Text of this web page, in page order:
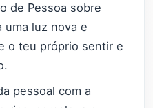
de Pessoa sobre
uma luz nova e
o teu próprio sentir e
pessoal com a